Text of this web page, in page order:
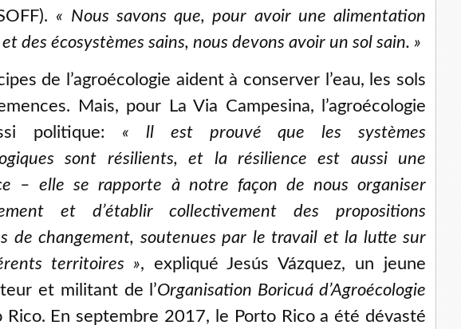
« Nous savons que, pour avoir une alimentation
des écosystèmes sains, nous devons avoir un sol sain. »
de l’agroécologie aident à conserver l’eau, les sols
Mais, pour La Via Campesina, l’agroécologie
politique: « ll est prouvé que les systèmes
sont résilients, et la résilience est aussi une
– elle se rapporte à notre façon de nous organiser
et d’établir collectivement des propositions
de changement, soutenues par le travail et la lutte sur
territoires », expliqué Jesús Vázquez, un jeune
et militant de l’Organisation Boricuá d’Agroécologie
Rico. En septembre 2017, le Porto Rico a été dévasté